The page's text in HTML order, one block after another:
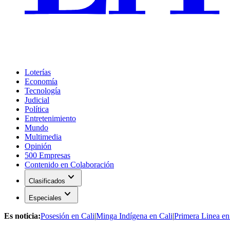
Loterías
Economía
Tecnología
Judicial
Política
Entretenimiento
Mundo
Multimedia
Opinión
500 Empresas
Contenido en Colaboración
Clasificados expand_more
Especiales expand_more
Es noticia:Posesión en Cali|Minga Indígena en Cali|Primera Linea